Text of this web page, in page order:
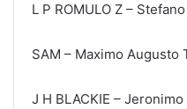
L P ROMULO Z –
SAM – Maximo Augusto
J H BLACKIE – Jeronimo